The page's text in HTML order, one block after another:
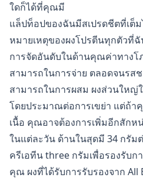
ใดก็ได้ที่คุณมี
แล็ปท็อปของฉันมีสเปรดชีตที่เต็
หมายเหตุของผงโปรตีนทุกตัวที่
การจัดอันดับในด้านคุณค่าทางโ
สามารถในการจ่าย ตลอดจนรส
สามารถในการผสม ผงส่วนให
โดยประมาณต่อการเขย่า แต่ถ้า
เนื้อ คุณอาจต้องการเพิ่มอีกสักห
ในแต่ละวัน ด้านในสุดมี 34 กรัม
ครีเอทีน three กรัมเพื่อรองรับก
คุณ ผงที่ได้รับการรับรองจาก All